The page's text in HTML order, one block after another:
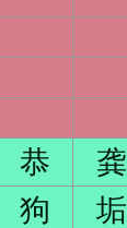
恭 龚
狗 垢